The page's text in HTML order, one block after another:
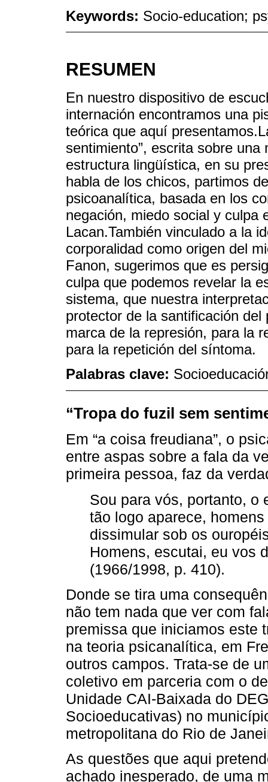
Keywords: Socio-education;
RESUMEN
En nuestro dispositivo de
internación encontramos una
teórica que aquí
sentimiento”, escrita sobre
estructura lingüística, en su
habla de los chicos, partimos
psicoanalítica, basada en los
negación, miedo social y culpa
Lacan.También vinculado a la
corporalidad como origen del
Fanon, sugerimos que es
culpa que podemos revelar la
sistema, que nuestra
protector de la santificación del
marca de la represión, para la
para la repetición del síntoma.
Palabras clave:
“Tropa do fuzil sem
Em “a coisa freudiana”, o
entre aspas sobre a fala da
primeira pessoa, faz da
Sou para vós, portanto, o
tão logo aparece,
dissimular sob os
Homens, escutai, eu vos
(1966/1998, p. 410).
Donde se tira uma
não tem nada que ver com
premissa que iniciamos este
na teoria psicanalítica, em
outros campos. Trata-se de
coletivo em parceria com o
Unidade CAI-Baixada do
Socioeducativas) no
metropolitana do Rio de
As questões que aqui
achado inesperado, de uma